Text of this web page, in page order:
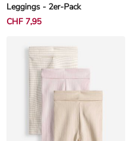
Leggings - 2er-Pack
CHF 7,95